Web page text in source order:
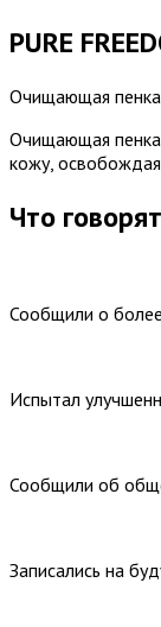
PURE
Очищающая пенка
Очищающая пенка
кожу, освобождая
Что
Сообщили о
Испытал
Сообщили об
Записались на